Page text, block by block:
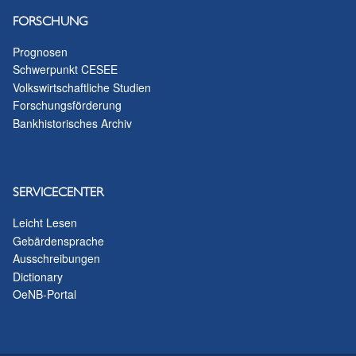
FORSCHUNG
Prognosen
Schwerpunkt CESEE
Volkswirtschaftliche Studien
Forschungsförderung
Bankhistorisches Archiv
SERVICECENTER
Leicht Lesen
Gebärdensprache
Ausschreibungen
Dictionary
OeNB-Portal